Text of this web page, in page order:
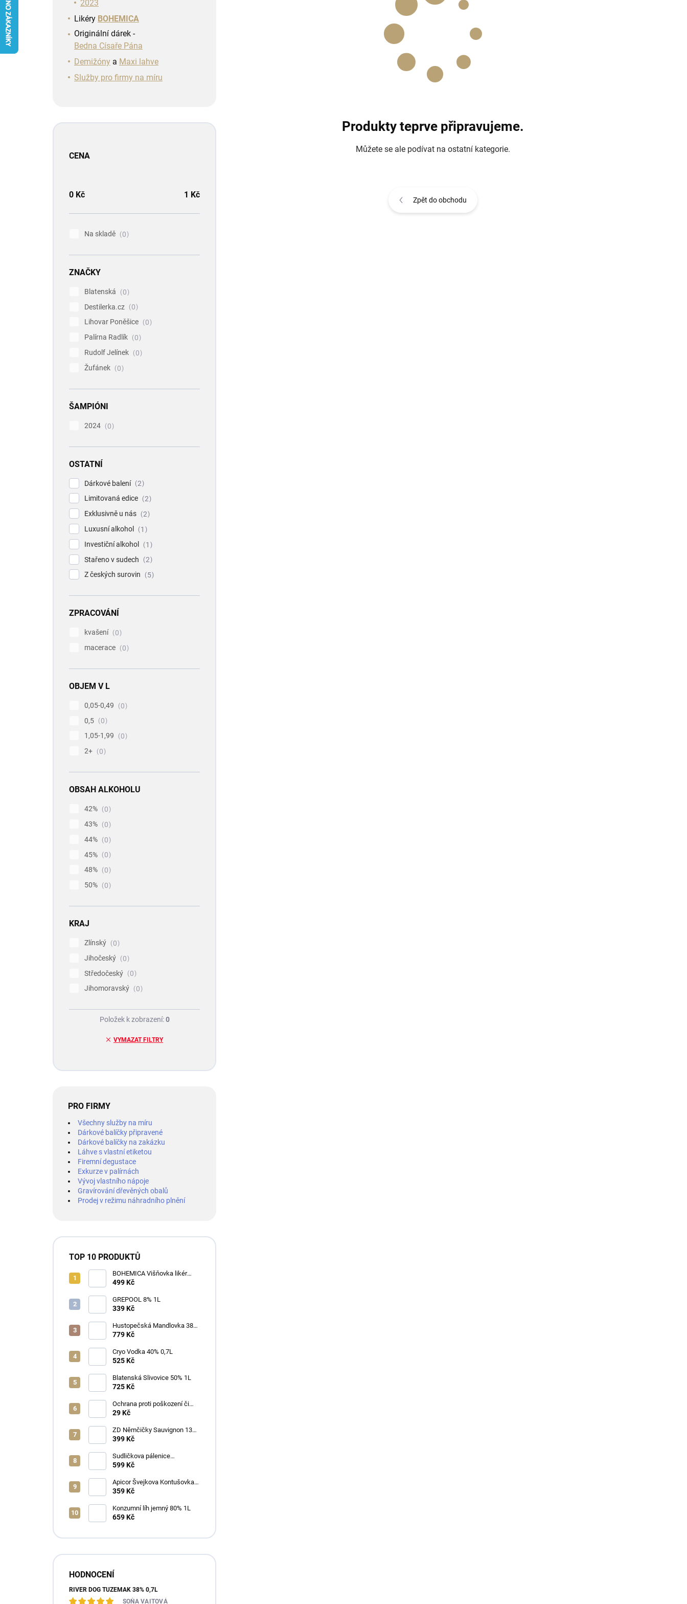
2023
Likéry BOHEMICA
Originální dárek -
Bedna Císaře Pána
Demižóny a Maxi lahve
Služby pro firmy na míru
CENA
0 Kč 1 Kč
Na skladě 0
ZNAČKY
Blatenská
0
Destilerka.cz
0
Lihovar Poněšice
0
Palírna Radlík
0
Rudolf Jelínek
0
Žufánek
0
ŠAMPIÓNI
2024 0
OSTATNÍ
Dárkové balení
2
Limitovaná edice
2
Exklusivně u nás
2
Luxusní alkohol
1
Investiční alkohol
1
Stařeno v sudech
2
Z českých surovin
5
ZPRACOVÁNÍ
kvašení
0
macerace
0
OBJEM V L
0,05-0,49
0
0,5
0
1,05-1,99
0
2+
0
OBSAH ALKOHOLU
42%
0
43%
0
44%
0
45%
0
48%
0
50%
0
KRAJ
Zlínský
0
Jihočeský
0
Středočeský
0
Jihomoravský
0
VYMAZAT FILTRY
Položek k zobrazení:0
PRO FIRMY
Všechny služby na míru
Dárkové balíčky připravené
Dárkové balíčky na zakázku
Láhve s vlastní etiketou
Firemní degustace
Exkurze v palírnách
Vývoj vlastního nápoje
Gravírování dřevěných obalů
Prodej v režimu náhradního plnění
TOP 10 PRODUKTŮ
BOHEMICA Višňovka likér
25% 0,7L
499 Kč
GREPOOL 8% 1L
339 Kč
Hustopečská Mandlovka 38%
1L
779 Kč
Cryo Vodka 40% 0,7L
525 Kč
Blatenská Slivovice 50% 1L
725 Kč
Ochrana proti poškození či
ztrátě
29 Kč
ZD Němčičky Sauvignon 13%
2025 Bag in Box 3L - suché
399 Kč
Sudličkova pálenice
Ořechovka 30% 0,7L
599 Kč
Apicor Švejkova Kontušovka
40% 0,5L
359 Kč
Konzumní líh jemný 80% 1L
659 Kč
HODNOCENÍ
RIVER DOG TUZEMÁK 38% 0,7L
SOŇA VAITOVÁ
Produkty teprve připravujeme.
Můžete se ale podívat na ostatní kategorie.
Zpět do obchodu